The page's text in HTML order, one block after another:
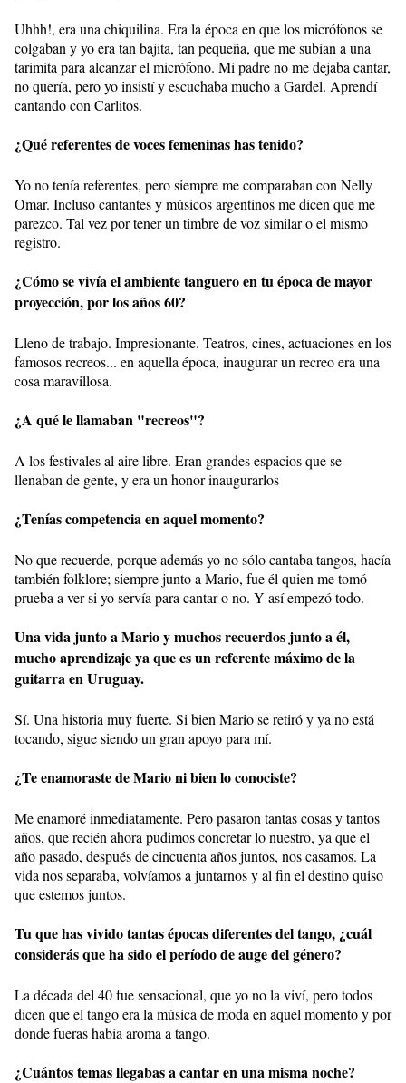
Uhhh!, era una chiquilina. Era la época en que los micrófonos se
colgaban y yo era tan bajita, tan pequeña, que me subían a una
tarimita para alcanzar el micrófono. Mi padre no me dejaba cantar,
no quería, pero yo insistí y escuchaba mucho a Gardel. Aprendí
cantando con Carlitos.
¿Qué referentes de voces femeninas has tenido?
Yo no tenía referentes, pero siempre me comparaban con Nelly
Omar. Incluso cantantes y músicos argentinos me dicen que me
parezco. Tal vez por tener un timbre de voz similar o el mismo
registro.
¿Cómo se vivía el ambiente tanguero en tu época de mayor
proyección, por los años 60?
Lleno de trabajo. Impresionante. Teatros, cines, actuaciones en los
famosos recreos... en aquella época, inaugurar un recreo era una
cosa maravillosa.
¿A qué le llamaban "recreos"?
A los festivales al aire libre. Eran grandes espacios que se
llenaban de gente, y era un honor inaugurarlos
¿Tenías competencia en aquel momento?
No que recuerde, porque además yo no sólo cantaba tangos, hacía
también folklore; siempre junto a Mario, fue él quien me tomó
prueba a ver si yo servía para cantar o no. Y así empezó todo.
Una vida junto a Mario y muchos recuerdos junto a él,
mucho aprendizaje ya que es un referente máximo de la
guitarra en Uruguay.
Sí. Una historia muy fuerte. Si bien Mario se retiró y ya no está
tocando, sigue siendo un gran apoyo para mí.
¿Te enamoraste de Mario ni bien lo conociste?
Me enamoré inmediatamente. Pero pasaron tantas cosas y tantos
años, que recién ahora pudimos concretar lo nuestro, ya que el
año pasado, después de cincuenta años juntos, nos casamos. La
vida nos separaba, volvíamos a juntarnos y al fin el destino quiso
que estemos juntos.
Tu que has vivido tantas épocas diferentes del tango, ¿cuál
considerás que ha sido el período de auge del género?
La década del 40 fue sensacional, que yo no la viví, pero todos
dicen que el tango era la música de moda en aquel momento y por
donde fueras había aroma a tango.
¿Cuántos temas llegabas a cantar en una misma noche?